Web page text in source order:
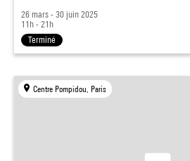
26 mars - 30 juin 2025
11h - 21h
Terminé
Centre Pompidou, Paris